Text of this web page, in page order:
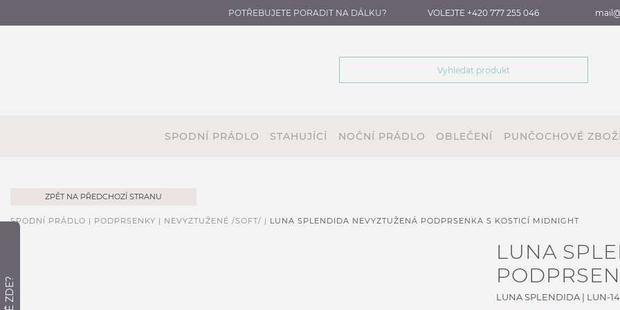
POTŘEBUJETE PORADIT NA DÁLKU? VOLEJTE +420 777 255 046
SPODNÍ PRÁDLO STAHUJÍCÍ NOČNÍ PRÁDLO OBLEČENÍ PUNČOCHOVÉ
ZPĚT NA PŘEDCHOZÍ STRANU
SPODNÍ PRÁDLO | PODPRSENKY | NEVYZTUŽENÉ /SOFT/ | LUNA SPLENDIDA NEVYZTUŽENÁ PODPRSENKA S KOSTICÍ MIDNIGHT
LUNA
LUNA SPLENDIDA | LUN-